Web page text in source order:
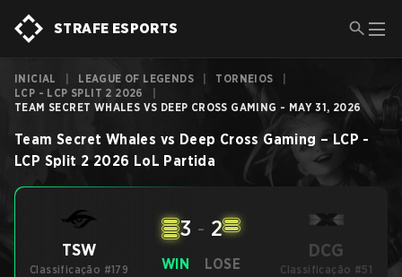
STRAFE ESPORTS
INICIAL LEAGUE OF LEGENDS TORNEIOS
LCP - LCP SPLIT 2 2026
TEAM SECRET WHALES VS DEEP CROSS GAMING - MAY 31, 2026
Team Secret Whales vs Deep Cross Gaming – LCP -
LCP Split 2 2026 LoL Partida
TSW
Classificação #179 WIN
3 - 2
LOSE
DCG
Classificação #51